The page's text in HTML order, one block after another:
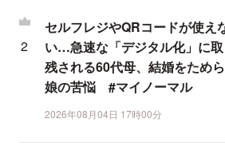
セルフレジやQRコードが使え
い…急速な「デジタル化」に取
残される60代母、結婚をため
娘の苦悩 #マイノーマル
2026年08月04日 17時00分